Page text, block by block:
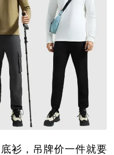
衫，吊牌价一件就要